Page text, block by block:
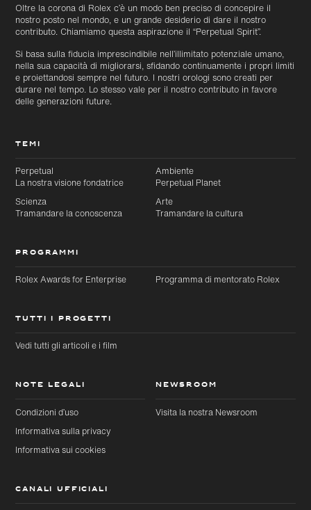
Oltre la corona di Rolex c’è un modo ben preciso di concepire il
nostro posto nel mondo, e un grande desiderio di dare il nostro
contributo. Chiamiamo questa aspirazione il “Perpetual Spirit”.
Si basa sulla fiducia imprescindibile nell’illimitato potenziale umano,
nella sua capacità di migliorarsi, sfidando continuamente i propri limiti
e proiettandosi sempre nel futuro. I nostri orologi sono creati per
durare nel tempo. Lo stesso vale per il nostro contributo in favore
delle generazioni future.
TEMI
Perpetual
La nostra visione fondatrice
Ambiente
Perpetual Planet
Scienza
Tramandare la conoscenza
Arte
Tramandare la cultura
PROGRAMMI
Rolex Awards for Enterprise Programma di mentorato Rolex
TUTTI I PROGETTI
Vedi tutti gli articoli e i film
NOTE LEGALI
Condizioni d’uso
Informativa sulla privacy
Informativa sui cookies
NEWSROOM
Visita la nostra Newsroom
CANALI UFFICIALI